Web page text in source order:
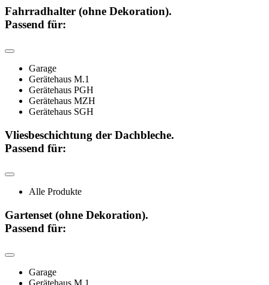
Fahrradhalter (ohne Dekoration).
Passend für:
Garage
Gerätehaus M.1
Gerätehaus PGH
Gerätehaus MZH
Gerätehaus SGH
Vliesbeschichtung der Dachbleche.
Passend für:
Alle Produkte
Gartenset (ohne Dekoration).
Passend für:
Garage
Gerätehaus M.1